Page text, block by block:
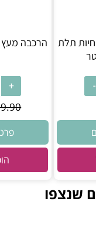
תלת
הרכבה מעץ
שנצפו